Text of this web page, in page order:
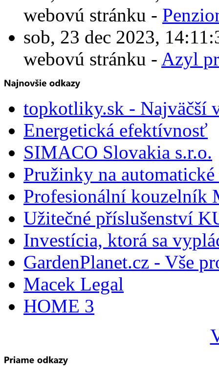
webovú stránku -
sob, 23 dec 2023,
webovú stránku - Azyl
topkotliky.sk - Najväčší
Energetická efektívnosť
SIMACO Slovakia s.r.o.
Pružinky na
Profesionální kouzelník
Užitečné příslušenství
Investícia, ktorá sa
GardenPlanet.cz - Vše
Macek Legal
HOME 3